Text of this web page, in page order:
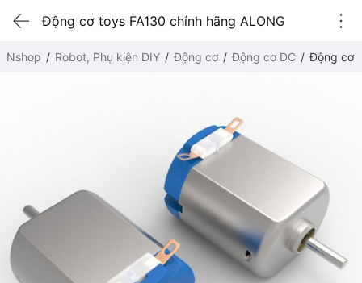
Động cơ toys FA130 chính hãng ALONG
Nshop Robot, Phụ kiện DIY Động cơ Động cơ DC Động cơ